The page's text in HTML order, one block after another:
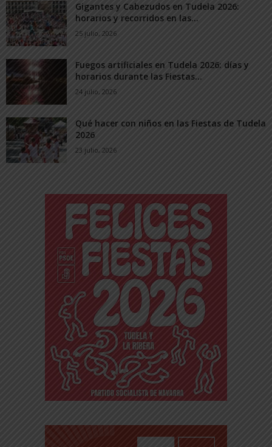
Gigantes y Cabezudos en Tudela 2026:
horarios y recorridos en las...
25 julio, 2026
Fuegos artificiales en Tudela 2026: días y
horarios durante las Fiestas...
24 julio, 2026
Qué hacer con niños en las Fiestas de Tudela
2026
23 julio, 2026